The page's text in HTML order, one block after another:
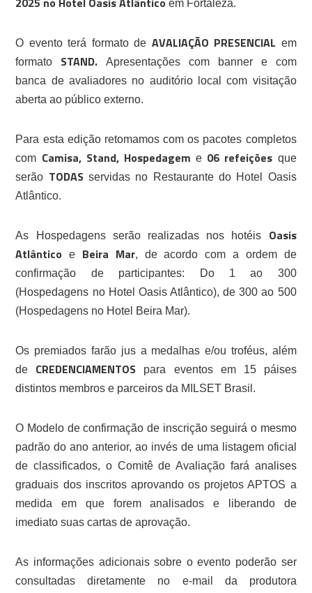
em Fortaleza.
O evento terá formato de AVALIAÇÃO PRESENCIAL em
formato STAND. Apresentações com banner e com
banca de avaliadores no auditório local com visitação
aberta ao público externo.
Para esta edição retomamos com os pacotes completos
com Camisa, Stand, Hospedagem e 06 refeições que
serão TODASservidas no Restaurante do Hotel Oasis
Atlântico.
As Hospedagens serão realizadas nos hotéis Oasis
Atlântico e Beira Mar, de acordo com a ordem de
confirmação de participantes: Do 1 ao 300
(Hospedagens no Hotel Oasis Atlântico), de 300 ao 500
(Hospedagens no Hotel Beira Mar).
Os premiados farão jus a medalhas e/ou troféus, além
de CREDENCIAMENTOS para eventos em 15 páises
distintos membros e parceiros da MILSET Brasil.
O Modelo de confirmação de inscrição seguirá o mesmo
padrão do ano anterior, ao invés de uma listagem oficial
de classificados, o Comitê de Avaliação fará analises
graduais dos inscritos aprovando os projetos APTOS a
medida em que forem analisados e liberando de
imediato suas cartas de aprovação.
As informações adicionais sobre o evento poderão ser
consultadas diretamente no e-mail da produtora